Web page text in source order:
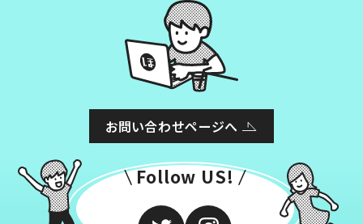
お問い合わせページへ
Follow US!